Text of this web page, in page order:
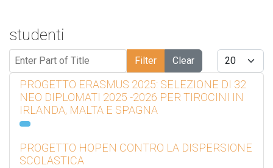
studenti
Enter Part of Title Filter Clear Display #
PROGETTO ERASMUS 2025: SELEZIONE DI 32
NEO DIPLOMATI 2025 -2026 PER TIROCINI IN
IRLANDA, MALTA E SPAGNA
PROGETTO HOPEN CONTRO LA DISPERSIONE
SCOLASTICA